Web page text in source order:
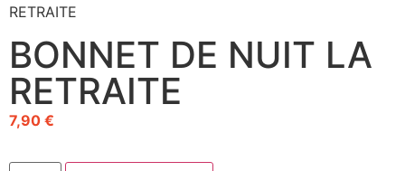
RETRAITE
BONNET DE NUIT LA
RETRAITE
7,90 €